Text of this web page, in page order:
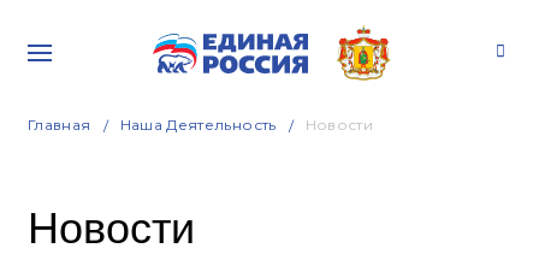
Главная Наша Деятельность Новости
Новости